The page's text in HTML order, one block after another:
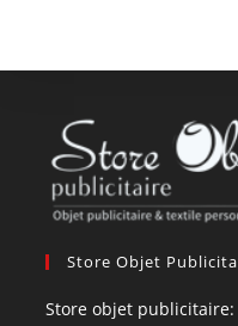
Store Objet
Store objet